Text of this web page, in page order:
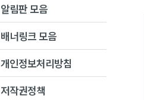
알림판 모음
배너링크 모음
개인정보처리방침
저작권정책